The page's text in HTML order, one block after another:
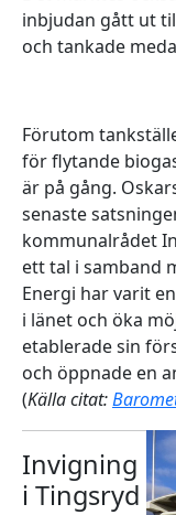
inbjudan gått ut
och tankade
Förutom
för flytande
är på gång.
senaste
kommunalrådet
ett tal i samband
Energi har varit
i länet och öka
etablerade sin
och öppnade en
(Källa citat:
Invigning
i Tingsryd